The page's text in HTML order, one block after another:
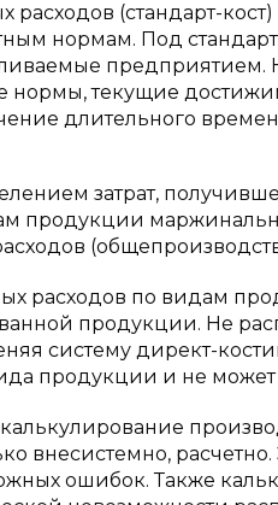
расходов (стандарт-
нормам. Под
предприятием.
нормы, текущие
длительного
затрат,
продукции
расходов по видам
продукции. Не
систему директ-
продукции и не может
внесистемно,
ошибок. Также